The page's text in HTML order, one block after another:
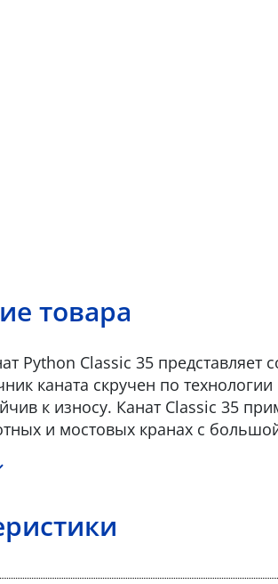
товара
Python Classic 35
каната скручен по
к износу. Канат Classic 35
и мостовых кранах с
в качестве: • Подъемного
напольных подъемников •
каната для